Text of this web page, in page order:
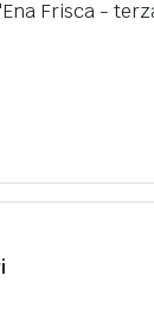
Frisca -